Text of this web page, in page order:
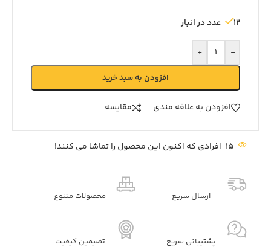
12 عدد در انبار
-
+
افزودن به سبد خرید
افزودن به علاقه مندی مقايسه
15 افرادی که اکنون این محصول را تماشا می کنند!
ارسال سریع محصولات متنوع
پشتیبانی سریع تضیمین کیفیت